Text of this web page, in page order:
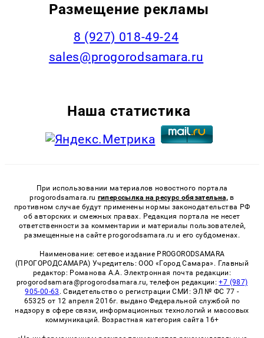
Размещение рекламы
8 (927) 018-49-24
sales@progorodsamara.ru
Наша статистика
При использовании материалов новостного портала
progorodsamara.ru гиперссылка на ресурс обязательна, в
противном случае будут применены нормы законодательства РФ
об авторских и смежных правах. Редакция портала не несет
ответственности за комментарии и материалы пользователей,
размещенные на сайте progorodsamara.ru и его субдоменах.
Наименование: сетевое издание PROGORODSAMARA
(ПРОГОРОДСАМАРА) Учредитель: ООО «Город Самара». Главный
редактор: Романова А.А. Электронная почта редакции:
progorodsamara@progorodsamara.ru, телефон редакции:+7 (987)
905-00-63 . Свидетельство о регистрации СМИ: ЭЛ № ФС 77 -
65325 от 12 апреля 2016г. выдано Федеральной службой по
надзору в сфере связи, информационных технологий и массовых
коммуникаций. Возрастная категория сайта 16+